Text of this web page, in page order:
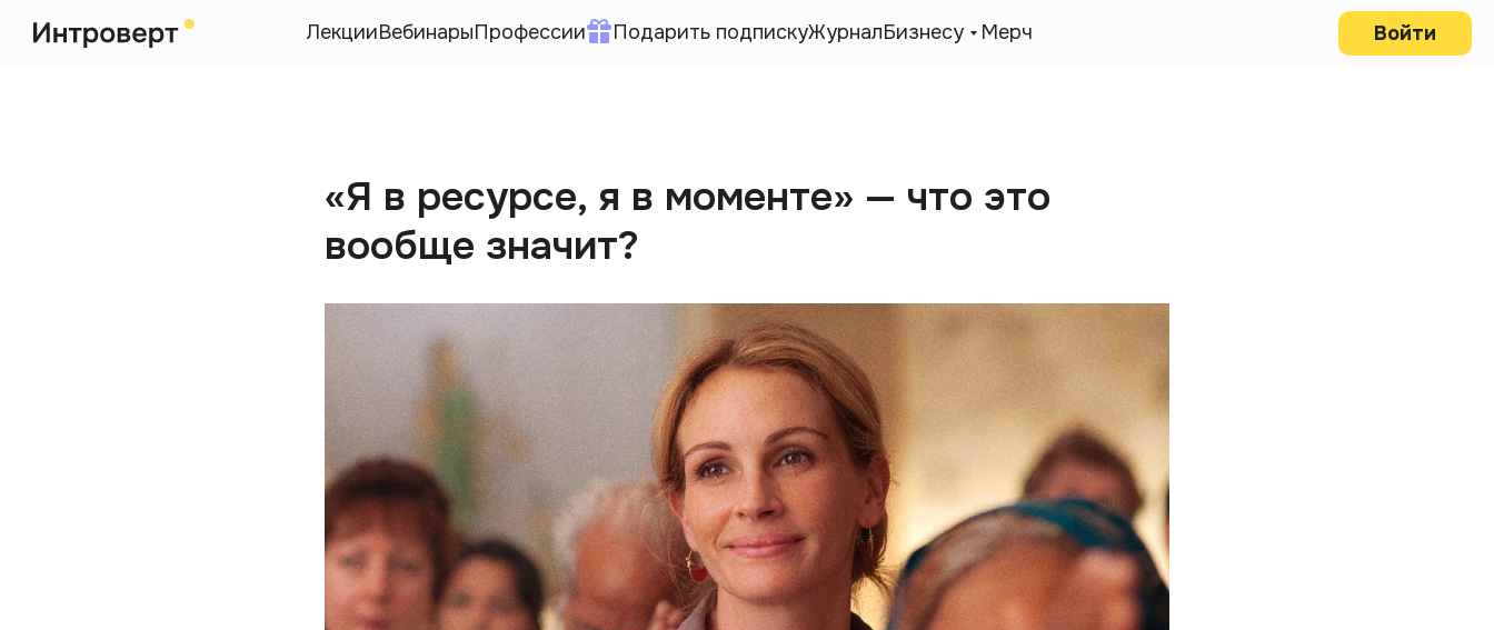
ЛекцииВебинарыПрофессии Подарить подпискуЖурналБизнесу Мерч Войти
«Я в ресурсе, я в моменте» — что это
вообще значит?